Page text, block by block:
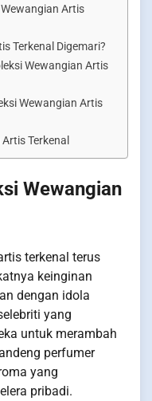
Artis
Terkenal Digemari?
Wewangian Artis
Wewangian Artis
Terkenal
Wewangian
terkenal terus
keinginan
dengan idola
yang
untuk merambah
perfumer
yang
pribadi.